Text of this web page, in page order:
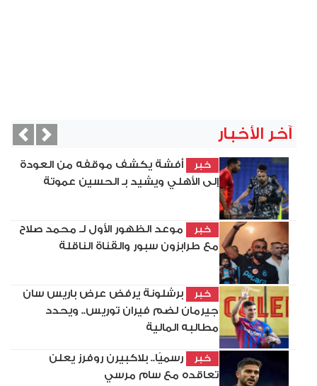
آخر الأخبار
خبر
أفشة يكشف موقفه من العودة
إلى الأهلي ويشيد بـ الحسين عموتة
خبر
موعد الظهور الأول لـ محمد صلاح
مع طرابزون سبور والقناة الناقلة
خبر
برشلونة يرفض عرض باريس سان
جيرمان لضم فيران توريس.. ويحدد
مطالبه المالية
خبر
رسميًا.. بلاكبيرن روفرز يعلن
تعاقده مع سام مرسي
Next